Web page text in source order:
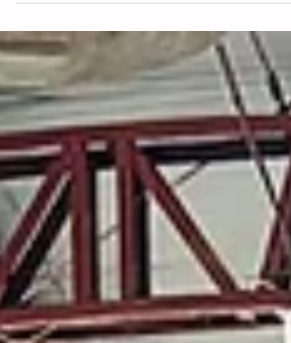
sirven para escuchar y ver las
del pueblo,...